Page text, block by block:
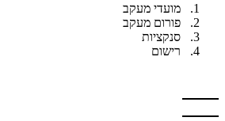
מועדי מעקב
פורום מעקב
סנקציות
רישום